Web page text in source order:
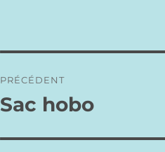
de
PRÉCÉDENT
Publication
Sac hobo